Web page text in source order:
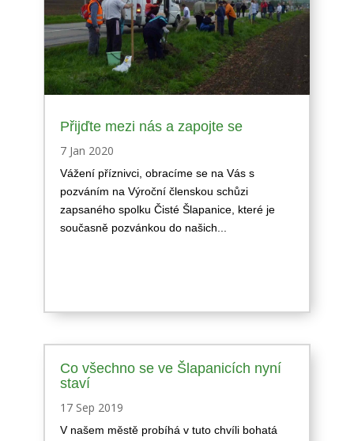
Přijďte mezi nás a zapojte se
7 Jan 2020
Vážení příznivci, obracíme se na Vás s
pozváním na Výroční členskou schůzi
zapsaného spolku Čisté Šlapanice, které je
současně pozvánkou do našich...
Co všechno se ve Šlapanicích nyní
staví
17 Sep 2019
V našem městě probíhá v tuto chvíli bohatá